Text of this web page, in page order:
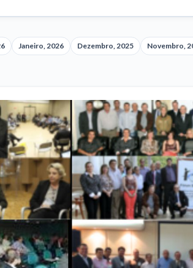
Janeiro, 2026 Dezembro, 2025 Novembro,